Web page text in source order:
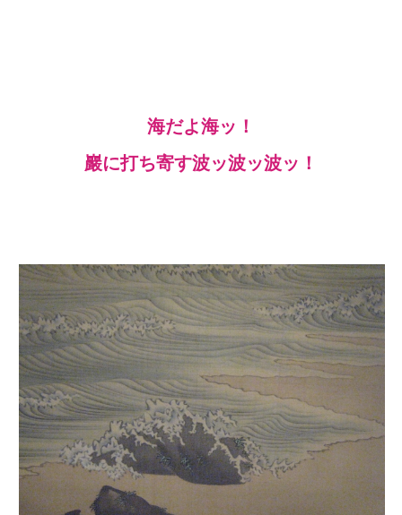
海だよ海ッ！
巖に打ち寄す波ッ波ッ波ッ！